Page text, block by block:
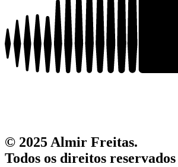
© 2025 Almir Freitas.
Todos os direitos reservados